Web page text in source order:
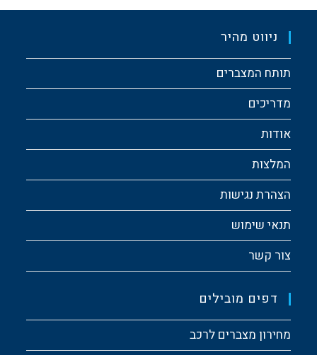
ניווט מהיר
תותח המצברים
מדריכים
אודות
המלצות
הצהרת נגישות
תנאי שימוש
צור קשר
דפים מובילים
מחירון מצברים לרכב